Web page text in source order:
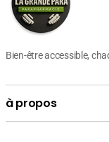
Bien-être accessible,
à propos